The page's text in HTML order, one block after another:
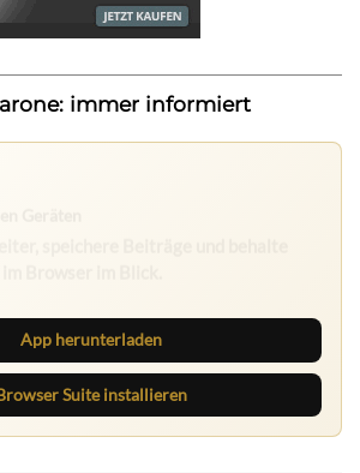
immer informiert
App herunterladen
Suite installieren